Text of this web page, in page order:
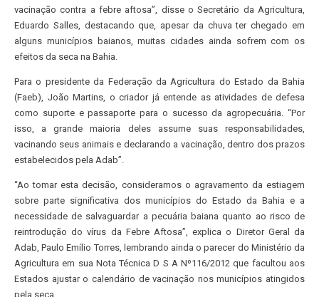
vacinação contra a febre aftosa”, disse o Secretário da Agricultura,
Eduardo Salles, destacando que, apesar da chuva ter chegado em
alguns municípios baianos, muitas cidades ainda sofrem com os
efeitos da seca na Bahia.
Para o presidente da Federação da Agricultura do Estado da Bahia
(Faeb), João Martins, o criador já entende as atividades de defesa
como suporte e passaporte para o sucesso da agropecuária. “Por
isso, a grande maioria deles assume suas responsabilidades,
vacinando seus animais e declarando a vacinação, dentro dos prazos
estabelecidos pela Adab”.
“Ao tomar esta decisão, consideramos o agravamento da estiagem
sobre parte significativa dos municípios do Estado da Bahia e a
necessidade de salvaguardar a pecuária baiana quanto ao risco de
reintrodução do vírus da Febre Aftosa”, explica o Diretor Geral da
Adab, Paulo Emílio Torres, lembrando ainda o parecer do Ministério da
Agricultura em sua Nota Técnica D S A Nº116/2012 que facultou aos
Estados ajustar o calendário de vacinação nos municípios atingidos
pela seca.